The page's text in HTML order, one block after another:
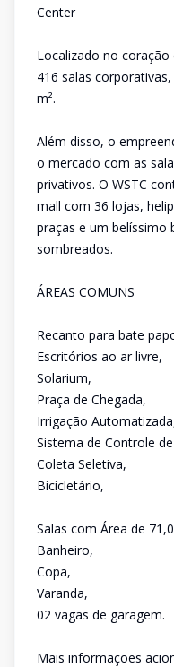
Center
Localizado no
416 salas
m².
Além disso, o
o mercado com as
privativos. O WSTC
mall com 36 lojas,
praças e um belíssimo
sombreados.
ÁREAS COMUNS
Recanto para bate
Escritórios ao ar livre,
Solarium,
Praça de Chegada,
Irrigação
Sistema de Controle
Coleta Seletiva,
Bicicletário,
Salas com Área de
Banheiro,
Copa,
Varanda,
02 vagas de garagem.
Mais informações